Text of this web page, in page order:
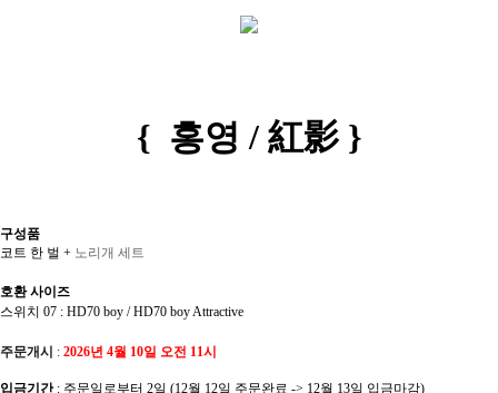
{ 홍영 / 紅影 }
구성품
코트 한 벌 + 노리개 세트
호환 사이즈
스위치 07 : HD70 boy / HD70 boy Attractive
주문개시 : 2026년 4월 10일 오전 11시
입금기간: 주문일로부터 2일 (12월 12일 주문완료 -> 12월 13일 입금마감)